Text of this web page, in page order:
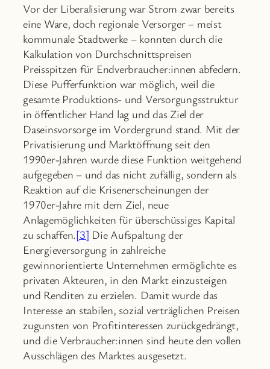
Vor der Liberalisierung war Strom zwar bereits
eine Ware, doch regionale Versorger – meist
kommunale Stadtwerke – konnten durch die
Kalkulation von Durchschnittspreisen
Preisspitzen für Endverbraucher:innen abfedern.
Diese Pufferfunktion war möglich, weil die
gesamte Produktions- und Versorgungsstruktur
in öffentlicher Hand lag und das Ziel der
Daseinsvorsorge im Vordergrund stand. Mit der
Privatisierung und Marktöffnung seit den
1990er-Jahren wurde diese Funktion weitgehend
aufgegeben – und das nicht zufällig, sondern als
Reaktion auf die Krisenerscheinungen der
1970er-Jahre mit dem Ziel, neue
Anlagemöglichkeiten für überschüssiges Kapital
zu schaffen.[3] Die Aufspaltung der
Energieversorgung in zahlreiche
gewinnorientierte Unternehmen ermöglichte es
privaten Akteuren, in den Markt einzusteigen
und Renditen zu erzielen. Damit wurde das
Interesse an stabilen, sozial verträglichen Preisen
zugunsten von Profitinteressen zurückgedrängt,
und die Verbraucher:innen sind heute den vollen
Ausschlägen des Marktes ausgesetzt.